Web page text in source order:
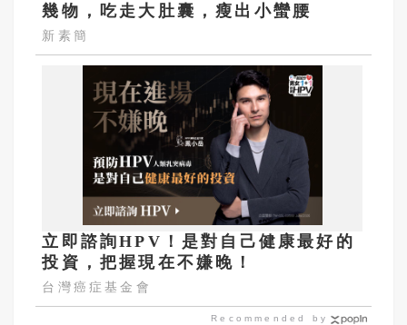
幾物，吃走大肚囊，瘦出小蠻腰
新素簡
立即諮詢HPV！是對自己健康最好的
投資，把握現在不嫌晚！
台灣癌症基金會
Recommended by